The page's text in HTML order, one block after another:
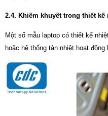
2.4. Khiếm khuyết trong thiết kế
Một số mẫu laptop có thiết kế
hoặc hệ thống tản nhiệt hoạt động